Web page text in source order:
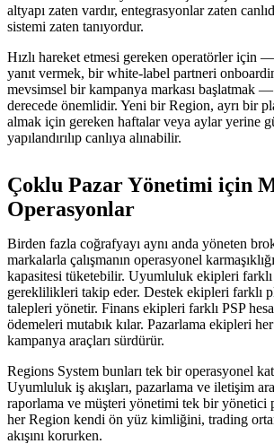
altyapı zaten vardır, entegrasyonlar zaten
sistemi zaten tanıyordur.
Hızlı hareket etmesi gereken operatörler için —
yanıt vermek, bir white-label partneri
mevsimsel bir kampanya markası başlatmak —
derecede önemlidir. Yeni bir Region, ayrı bir
almak için gereken haftalar veya aylar yerine
yapılandırılıp canlıya alınabilir.
Çoklu Pazar Yönetimi için
Operasyonlar
Birden fazla coğrafyayı aynı anda yöneten
markalarla çalışmanın operasyonel
kapasitesi tüketebilir. Uyumluluk ekipleri
gereklilikleri takip eder. Destek ekipleri farklı
talepleri yönetir. Finans ekipleri farklı PSP
ödemeleri mutabık kılar. Pazarlama ekipleri
kampanya araçları sürdürür.
Regions System bunları tek bir operasyonel
Uyumluluk iş akışları, pazarlama ve iletişim
raporlama ve müşteri yönetimi tek bir yönetici
her Region kendi ön yüz kimliğini, trading
akışını korurken.